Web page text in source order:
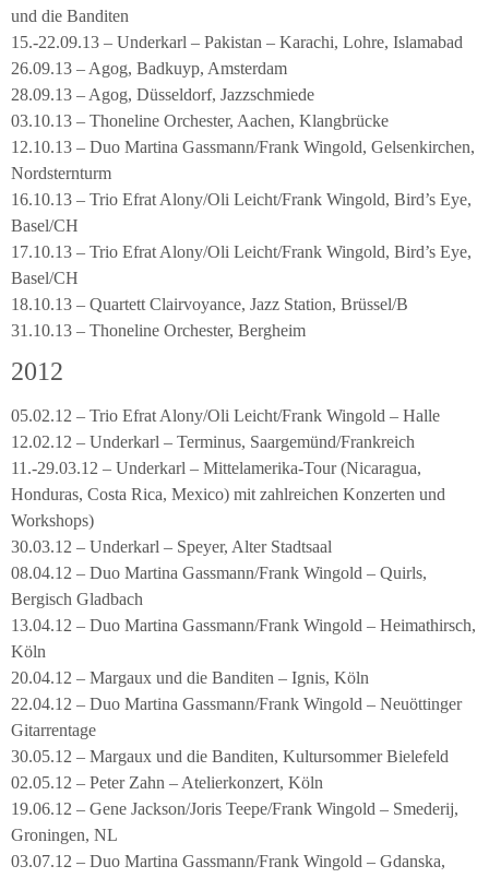
und die Banditen
15.-22.09.13 – Underkarl – Pakistan – Karachi, Lohre, Islamabad
26.09.13 – Agog, Badkuyp, Amsterdam
28.09.13 – Agog, Düsseldorf, Jazzschmiede
03.10.13 – Thoneline Orchester, Aachen, Klangbrücke
12.10.13 – Duo Martina Gassmann/Frank Wingold, Gelsenkirchen,
Nordsternturm
16.10.13 – Trio Efrat Alony/Oli Leicht/Frank Wingold, Bird’s Eye,
Basel/CH
17.10.13 – Trio Efrat Alony/Oli Leicht/Frank Wingold, Bird’s Eye,
Basel/CH
18.10.13 – Quartett Clairvoyance, Jazz Station, Brüssel/B
31.10.13 – Thoneline Orchester, Bergheim
2012
05.02.12 – Trio Efrat Alony/Oli Leicht/Frank Wingold – Halle
12.02.12 – Underkarl – Terminus, Saargemünd/Frankreich
11.-29.03.12 – Underkarl – Mittelamerika-Tour (Nicaragua,
Honduras, Costa Rica, Mexico) mit zahlreichen Konzerten und
Workshops)
30.03.12 – Underkarl – Speyer, Alter Stadtsaal
08.04.12 – Duo Martina Gassmann/Frank Wingold – Quirls,
Bergisch Gladbach
13.04.12 – Duo Martina Gassmann/Frank Wingold – Heimathirsch,
Köln
20.04.12 – Margaux und die Banditen – Ignis, Köln
22.04.12 – Duo Martina Gassmann/Frank Wingold – Neuöttinger
Gitarrentage
30.05.12 – Margaux und die Banditen, Kultursommer Bielefeld
02.05.12 – Peter Zahn – Atelierkonzert, Köln
19.06.12 – Gene Jackson/Joris Teepe/Frank Wingold – Smederij,
Groningen, NL
03.07.12 – Duo Martina Gassmann/Frank Wingold – Gdanska,